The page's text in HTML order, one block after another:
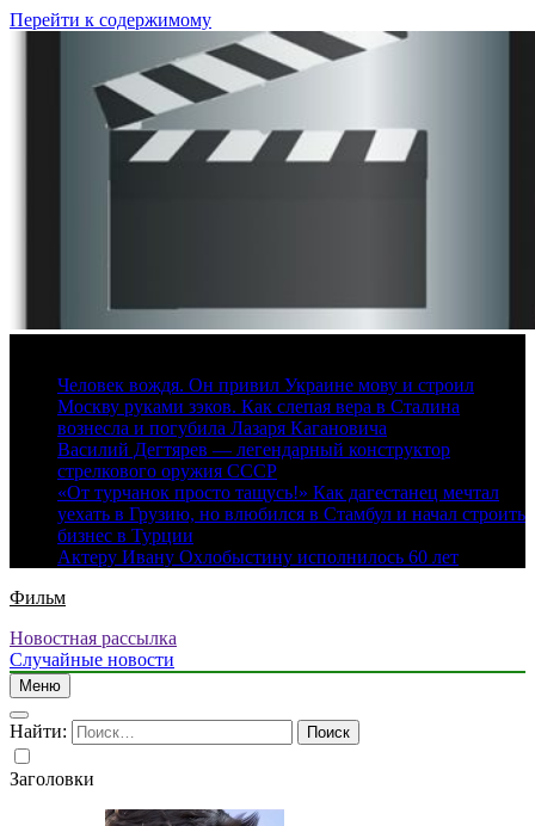
Перейти к содержимому
Человек вождя. Он привил Украине мову и строил
Москву руками зэков. Как слепая вера в Сталина
вознесла и погубила Лазаря Кагановича
Василий Дегтярев — легендарный конструктор
стрелкового оружия СССР
«От турчанок просто тащусь!» Как дагестанец мечтал
уехать в Грузию, но влюбился в Стамбул и начал строить
бизнес в Турции
Актеру Ивану Охлобыстину исполнилось 60 лет
Фильм
Новостная рассылка
Случайные новости
Меню
Найти:
Заголовки